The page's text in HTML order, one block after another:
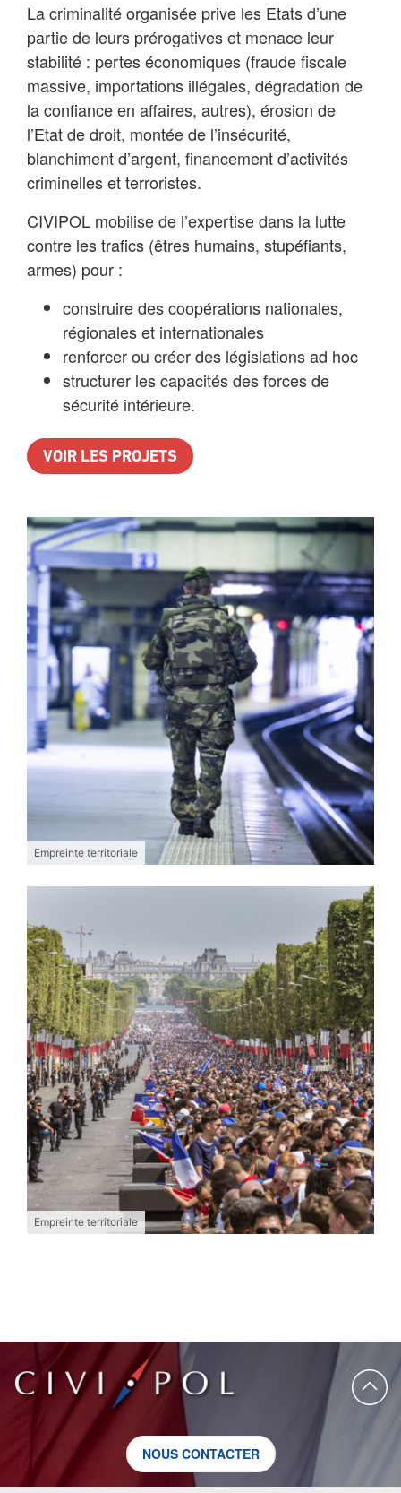
La criminalité organisée prive les Etats d’une
partie de leurs prérogatives et menace leur
stabilité : pertes économiques (fraude fiscale
massive, importations illégales, dégradation de
la confiance en affaires, autres), érosion de
l’Etat de droit, montée de l’insécurité,
blanchiment d’argent, financement d’activités
criminelles et terroristes.
CIVIPOL mobilise de l’expertise dans la lutte
contre les trafics (êtres humains, stupéfiants,
armes) pour :
construire des coopérations nationales,
régionales et internationales
renforcer ou créer des législations ad hoc
structurer les capacités des forces de
sécurité intérieure.
VOIR LES PROJETS
Empreinte territoriale
Empreinte territoriale
NOUS CONTACTER